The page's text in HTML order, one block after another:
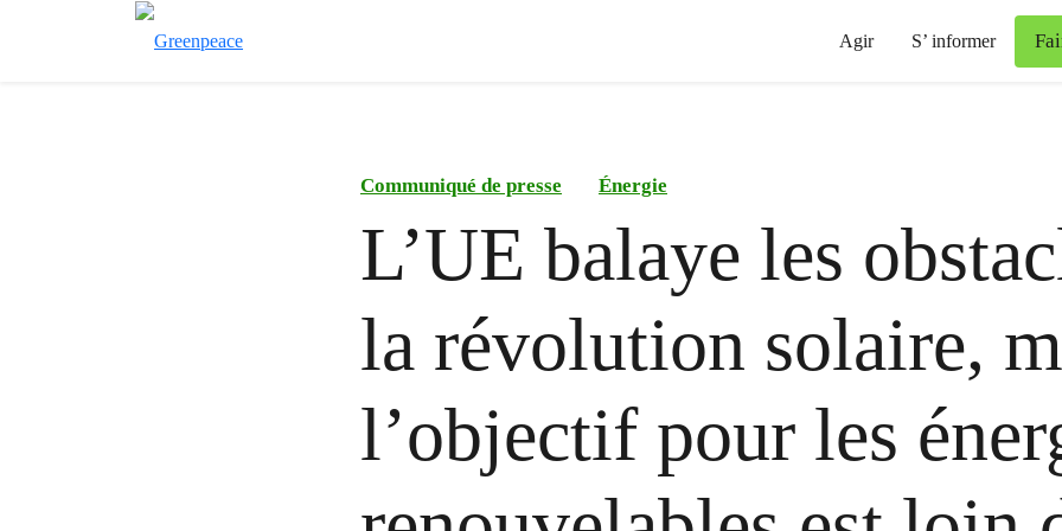
Agir S’ informer
Communiqué de presse Énergie
L’UE balaye les
la révolution solaire,
l’objectif pour les